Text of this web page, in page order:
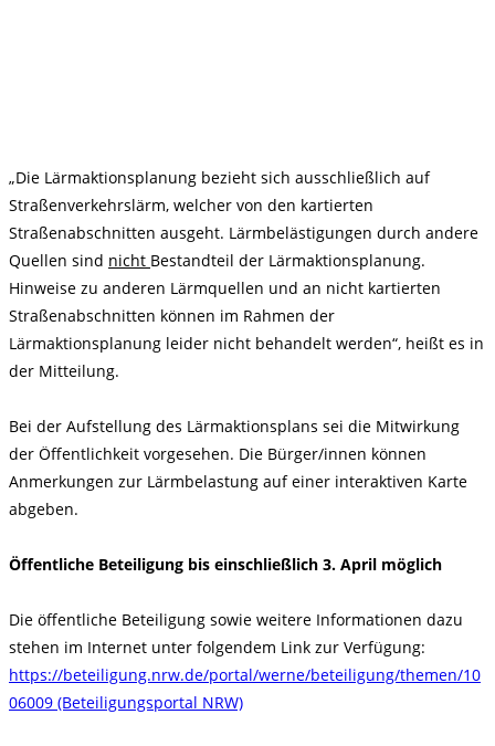
„Die Lärmaktionsplanung bezieht sich ausschließlich auf
Straßenverkehrslärm, welcher von den kartierten
Straßenabschnitten ausgeht. Lärmbelästigungen durch andere
Quellen sind nicht Bestandteil der Lärmaktionsplanung.
Hinweise zu anderen Lärmquellen und an nicht kartierten
Straßenabschnitten können im Rahmen der
Lärmaktionsplanung leider nicht behandelt werden“, heißt es in
der Mitteilung.
Bei der Aufstellung des Lärmaktionsplans sei die Mitwirkung
der Öffentlichkeit vorgesehen. Die Bürger/innen können
Anmerkungen zur Lärmbelastung auf einer interaktiven Karte
abgeben.
Öffentliche Beteiligung bis einschließlich 3. April möglich
Die öffentliche Beteiligung sowie weitere Informationen dazu
stehen im Internet unter folgendem Link zur Verfügung:
https://beteiligung.nrw.de/portal/werne/beteiligung/themen/10
06009 (Beteiligungsportal NRW)